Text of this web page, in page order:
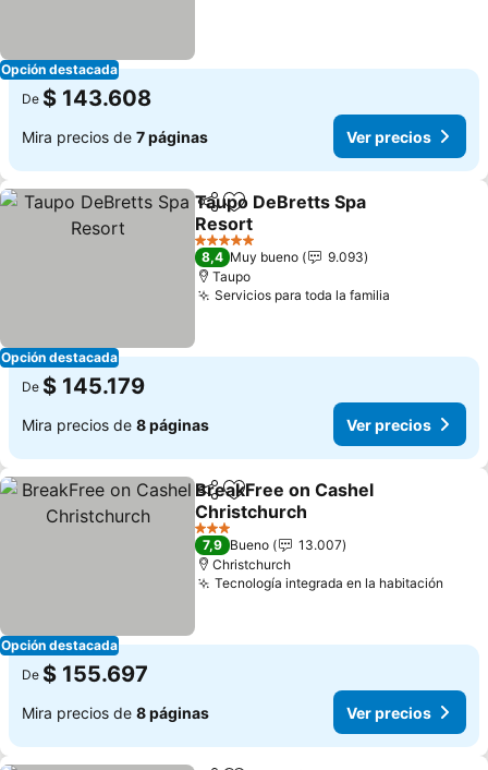
Opción destacada
De $ 143.608
Mira precios de 7 páginas Ver precios
Opción destacada
Compartir
Agregar a favoritos
Taupo DeBretts Spa
Resort
Ver precios
5 Estrellas
8,4 Muy bueno
9.093
Taupo
Servicios para toda la familia
De $ 145.179
Mira precios de 8 páginas Ver precios
Opción destacada
CompartirAgregar a favoritos
BreakFree on Cashel
Christchurch
Ver precios
3 Estrellas
7,9 Bueno
13.007
Christchurch
Tecnología integrada en la habitación
De $ 155.697
Mira precios de 8 páginas Ver precios